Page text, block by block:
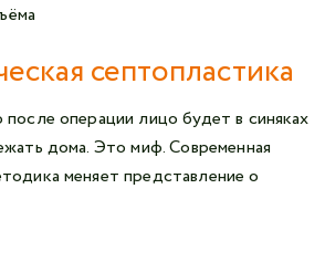
септопластика
операции лицо будет в синяках
дома. Это миф. Современная
меняет представление о